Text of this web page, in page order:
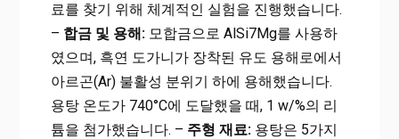
료를 찾기 위해 체계적인 실험을 진행했습니다.
– 합금 및 용해:모합금으로 AlSi7Mg를 사용하
였으며, 흑연 도가니가 장착된 유도 용해로에서
아르곤(Ar) 불활성 분위기 하에 용해했습니다.
용탕 온도가 740°C에 도달했을 때, 1 w/%의 리
튬을 첨가했습니다. – 주형 재료:용탕은 5가지